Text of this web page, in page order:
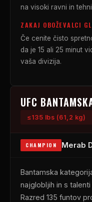
na visoki ravni in
ZAKAJ OBOŽEVALCI
Če cenite čisto
da je 15 ali 25 minut
vaša divizija.
UFC
≤135 lbs (61,2 kg)
CHAMPION Merab
Bantamska
najglobljih in s
Razred 135 funtov